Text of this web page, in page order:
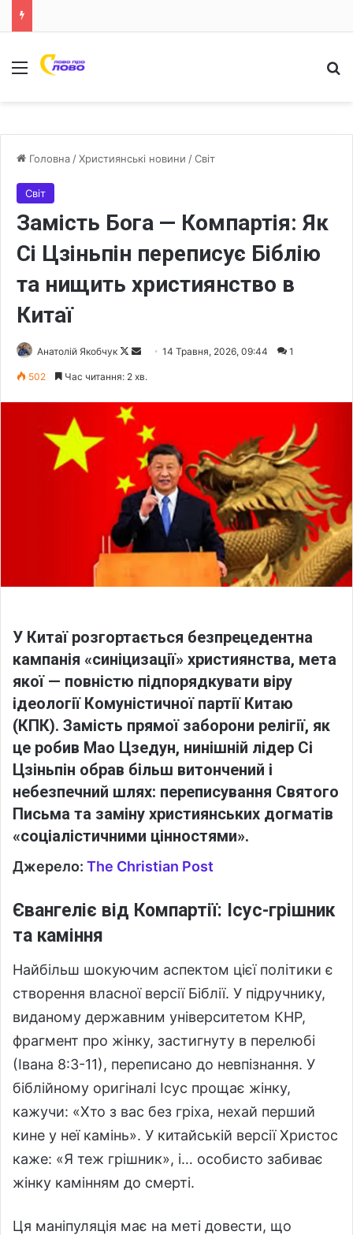
Меню
Головна /Християнські новини /Світ
Світ
Замість Бога — Компартія: Як
Сі Цзіньпін переписує Біблію
та нищить християнство в
Китаї
Анатолій Якобчук
F
l
n
a
n
e
a
i
14 Травня, 2026, 09:44 1
502 Час читання: 2 хв.
У Китаї розгортається безпрецедентна
кампанія «синіцизації» християнства, мета
якої — повністю підпорядкувати віру
ідеології Комуністичної партії Китаю
(КПК). Замість прямої заборони релігії, як
це робив Мао Цзедун, нинішній лідер Сі
Цзіньпін обрав більш витончений і
небезпечний шлях: переписування Святого
Письма та заміну християнських догматів
«соціалістичними цінностями».
Джерело: The Christian Post
Євангеліє від Компартії: Ісус-грішник
та каміння
Найбільш шокуючим аспектом цієї політики є
створення власної версії Біблії. У підручнику,
виданому державним університетом КНР,
фрагмент про жінку, застигнуту в перелюбі
(Івана 8:3-11), переписано до невпізнання. У
біблійному оригіналі Ісус прощає жінку,
кажучи: «Хто з вас без гріха, нехай перший
кине у неї камінь». У китайській версії Христос
каже: «Я теж грішник», і… особисто забиває
жінку камінням до смерті.
Ця маніпуляція має на меті довести, що